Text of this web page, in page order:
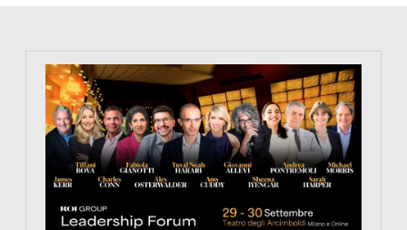
https://tinyurl.com/363fvfm9